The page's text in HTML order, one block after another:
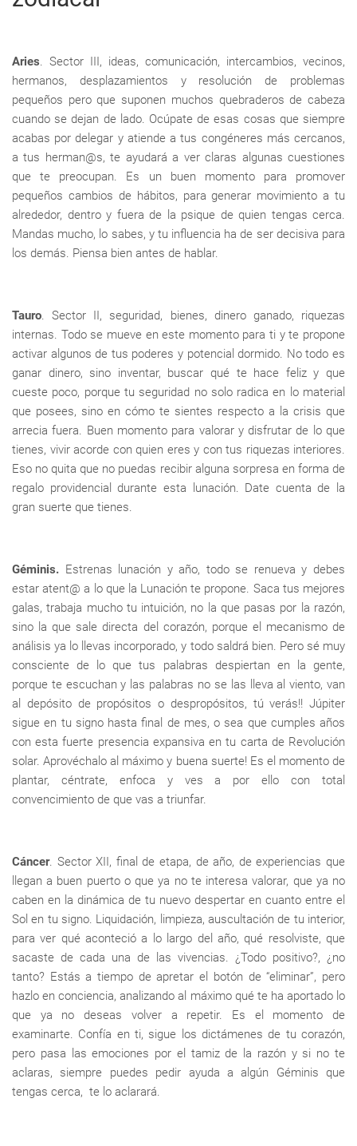
Aries. Sector III, ideas, comunicación, intercambios, vecinos,
hermanos, desplazamientos y resolución de problemas
pequeños pero que suponen muchos quebraderos de cabeza
cuando se dejan de lado. Ocúpate de esas cosas que siempre
acabas por delegar y atiende a tus congéneres más cercanos,
a tus herman@s, te ayudará a ver claras algunas cuestiones
que te preocupan. Es un buen momento para promover
pequeños cambios de hábitos, para generar movimiento a tu
alrededor, dentro y fuera de la psique de quien tengas cerca.
Mandas mucho, lo sabes, y tu influencia ha de ser decisiva para
los demás. Piensa bien antes de hablar.
Tauro. Sector II, seguridad, bienes, dinero ganado, riquezas
internas. Todo se mueve en este momento para ti y te propone
activar algunos de tus poderes y potencial dormido. No todo es
ganar dinero, sino inventar, buscar qué te hace feliz y que
cueste poco, porque tu seguridad no solo radica en lo material
que posees, sino en cómo te sientes respecto a la crisis que
arrecia fuera. Buen momento para valorar y disfrutar de lo que
tienes, vivir acorde con quien eres y con tus riquezas interiores.
Eso no quita que no puedas recibir alguna sorpresa en forma de
regalo providencial durante esta lunación. Date cuenta de la
gran suerte que tienes.
Géminis. Estrenas lunación y año, todo se renueva y debes
estar atent@ a lo que la Lunación te propone. Saca tus mejores
galas, trabaja mucho tu intuición, no la que pasas por la razón,
sino la que sale directa del corazón, porque el mecanismo de
análisis ya lo llevas incorporado, y todo saldrá bien. Pero sé muy
consciente de lo que tus palabras despiertan en la gente,
porque te escuchan y las palabras no se las lleva al viento, van
al depósito de propósitos o despropósitos, tú verás!! Júpiter
sigue en tu signo hasta final de mes, o sea que cumples años
con esta fuerte presencia expansiva en tu carta de Revolución
solar. Aprovéchalo al máximo y buena suerte! Es el momento de
plantar, céntrate, enfoca y ves a por ello con total
convencimiento de que vas a triunfar.
Cáncer. Sector XII, final de etapa, de año, de experiencias que
llegan a buen puerto o que ya no te interesa valorar, que ya no
caben en la dinámica de tu nuevo despertar en cuanto entre el
Sol en tu signo. Liquidación, limpieza, auscultación de tu interior,
para ver qué aconteció a lo largo del año, qué resolviste, que
sacaste de cada una de las vivencias. ¿Todo positivo?, ¿no
tanto? Estás a tiempo de apretar el botón de “eliminar”, pero
hazlo en conciencia, analizando al máximo qué te ha aportado lo
que ya no deseas volver a repetir. Es el momento de
examinarte. Confía en ti, sigue los dictámenes de tu corazón,
pero pasa las emociones por el tamiz de la razón y si no te
aclaras, siempre puedes pedir ayuda a algún Géminis que
tengas cerca, te lo aclarará.